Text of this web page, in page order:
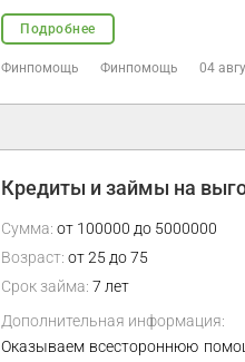
Подробнее
Финпомощь Финпомощь 04
Кредиты и займы на
Сумма: от 100000 до 5000000
Возраст: от 25 до 75
Срок займа: 7 лет
Дополнительная информация:
Оказываем всестороннюю